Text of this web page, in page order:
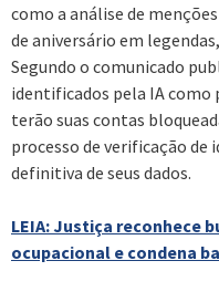
como a análise de
de aniversário em
Segundo o comunicado
identificados pela IA como
terão suas contas
processo de verificação de
definitiva de seus dados.
LEIA: Justiça reconhece
ocupacional e condena